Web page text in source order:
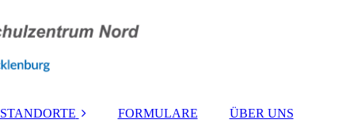
STANDORTE FORMULARE ÜBER UNS